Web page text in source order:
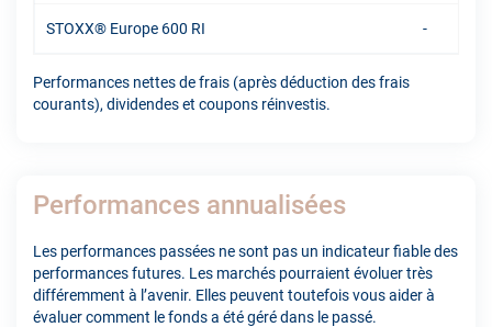
STOXX® Europe 600 RI -
Performances nettes de frais (après déduction des frais
courants), dividendes et coupons réinvestis.
Performances annualisées
Les performances passées ne sont pas un indicateur fiable des
performances futures. Les marchés pourraient évoluer très
différemment à l’avenir. Elles peuvent toutefois vous aider à
évaluer comment le fonds a été géré dans le passé.